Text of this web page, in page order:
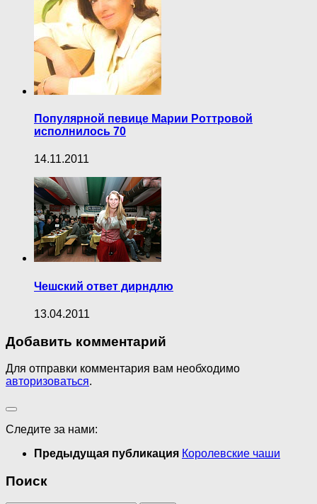
Популярной певице Марии Роттровой
исполнилось 70
14.11.2011
Чешский ответ дирндлю
13.04.2011
Добавить комментарий
Для отправки комментария вам необходимо
авторизоваться.
Следите за нами:
Предыдущая публикация Королевские чаши
Поиск